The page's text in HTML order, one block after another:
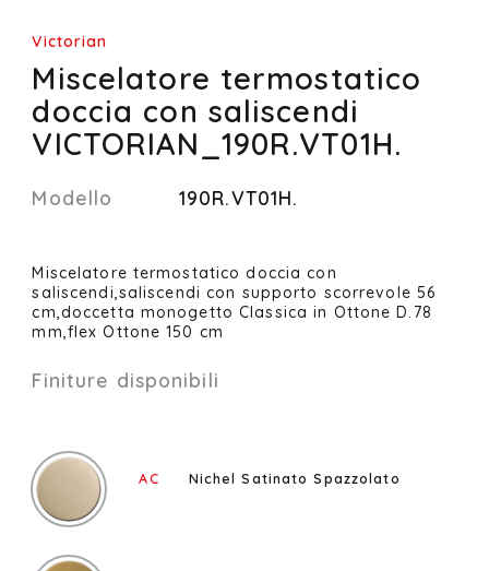
Victorian
Miscelatore termostatico
doccia con saliscendi
VICTORIAN_190R.VT01H.
Modello 190R.VT01H.
Miscelatore termostatico doccia con
saliscendi,saliscendi con supporto scorrevole 56
cm,doccetta monogetto Classica in Ottone D.78
mm,flex Ottone 150 cm
Finiture disponibili
AC Nichel Satinato Spazzolato